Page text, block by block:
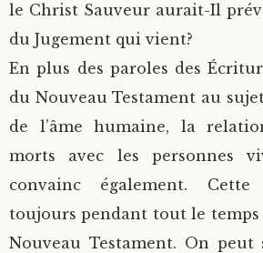
le Christ Sauveur aurait-Il
du Jugement qui vient?
En plus des paroles des
du Nouveau Testament au
de l’âme humaine, la
morts avec les personnes
convainc également.
toujours pendant tout le temps
Nouveau Testament. On peut